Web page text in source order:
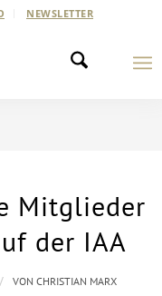
NEWSLETTER
Mitglieder
der IAA
/ VONCHRISTIAN MARX